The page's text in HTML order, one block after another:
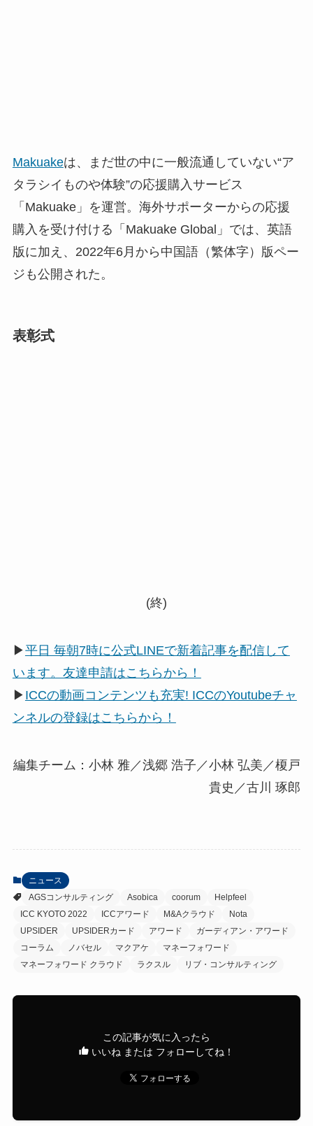
Makuakeは、まだ世の中に一般流通していない“ア
タラシイものや体験”の応援購入サービス
「Makuake」を運営。海外サポーターからの応援
購入を受け付ける「Makuake Global」では、英語
版に加え、2022年6月から中国語（繁体字）版ペー
ジも公開された。
表彰式
(終)
▶ 平日 毎朝7時に公式LINEで新着記事を配信して
います。友達申請はこちらから！
▶ ICCの動画コンテンツも充実! ICCのYoutubeチャ
ンネルの登録はこちらから！
編集チーム：小林 雅／浅郷 浩子／小林 弘美／榎戸
貴史／古川 琢郎
ニュース
AGSコンサルティング
Asobica coorum
Helpfeel
ICC KYOTO 2022
ICCアワード M&Aクラウド
Nota
UPSIDER
UPSIDERカード アワード
ガーディアン・アワード
コーラム
ノバセル マクアケ
マネーフォワード
マネーフォワード クラウド
ラクスル リブ・コンサルティング
この記事が気に入ったら
いいね または フォローしてね！